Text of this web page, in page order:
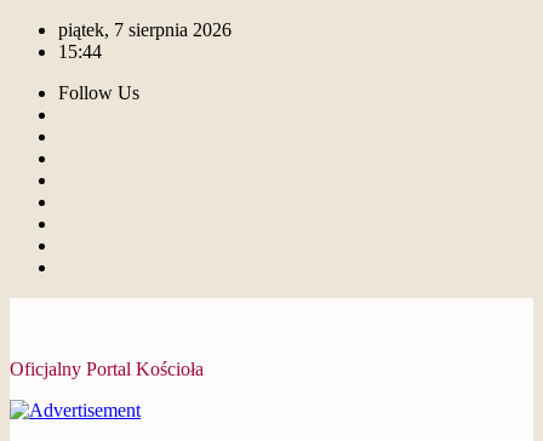
piątek, 7 sierpnia 2026
15:44
Follow Us
Oficjalny Portal Kościoła